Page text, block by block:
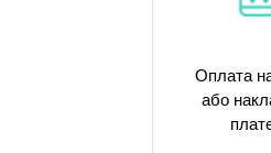
Оплата
або